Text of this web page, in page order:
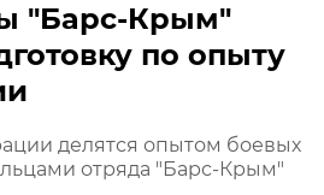
"Барс-Крым"
по опыту
делятся опытом боевых
отряда "Барс-Крым"